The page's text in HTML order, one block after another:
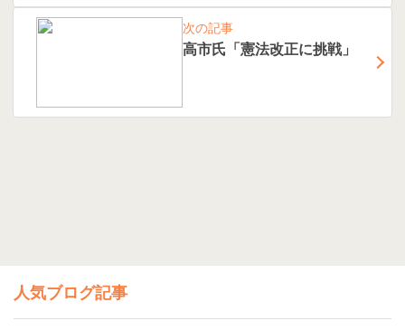
次の記事
高市氏「憲法改正に挑戦」
人気ブログ記事